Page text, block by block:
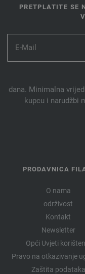
PRETPLATITE SE
dana. Minimalna
kupcu i narudžbi
PRODAVNICA
O nama
održivost
Kontakt
Newsletter
Opći Uvjeti
Pravo na otkazivanje
Zaštita podataka